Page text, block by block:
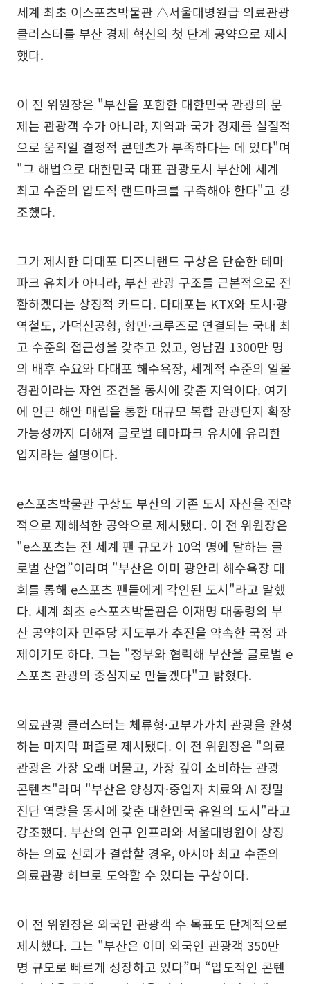
세계 최초 이스포츠박물관 △서울대병원급 의료관광
클러스터를 부산 경제 혁신의 첫 단계 공약으로 제시
했다.
이 전 위원장은 "부산을 포함한 대한민국 관광의 문
제는 관광객 수가 아니라, 지역과 국가 경제를 실질적
으로 움직일 결정적 콘텐츠가 부족하다는 데 있다"며
"그 해법으로 대한민국 대표 관광도시 부산에 세계
최고 수준의 압도적 랜드마크를 구축해야 한다"고 강
조했다.
그가 제시한 다대포 디즈니랜드 구상은 단순한 테마
파크 유치가 아니라, 부산 관광 구조를 근본적으로 전
환하겠다는 상징적 카드다. 다대포는 KTX와 도시·광
역철도, 가덕신공항, 항만·크루즈로 연결되는 국내 최
고 수준의 접근성을 갖추고 있고, 영남권 1300만 명
의 배후 수요와 다대포 해수욕장, 세계적 수준의 일몰
경관이라는 자연 조건을 동시에 갖춘 지역이다. 여기
에 인근 해안 매립을 통한 대규모 복합 관광단지 확장
가능성까지 더해져 글로벌 테마파크 유치에 유리한
입지라는 설명이다.
e스포츠박물관 구상도 부산의 기존 도시 자산을 전략
적으로 재해석한 공약으로 제시됐다. 이 전 위원장은
"e스포츠는 전 세계 팬 규모가 10억 명에 달하는 글
로벌 산업”이라며 "부산은 이미 광안리 해수욕장 대
회를 통해 e스포츠 팬들에게 각인된 도시"라고 말했
다. 세계 최초 e스포츠박물관은 이재명 대통령의 부
산 공약이자 민주당 지도부가 추진을 약속한 국정 과
제이기도 하다. 그는 "정부와 협력해 부산을 글로벌 e
스포츠 관광의 중심지로 만들겠다"고 밝혔다.
의료관광 클러스터는 체류형·고부가가치 관광을 완성
하는 마지막 퍼즐로 제시됐다. 이 전 위원장은 "의료
관광은 가장 오래 머물고, 가장 깊이 소비하는 관광
콘텐츠"라며 "부산은 양성자·중입자 치료와 AI 정밀
진단 역량을 동시에 갖춘 대한민국 유일의 도시"라고
강조했다. 부산의 연구 인프라와 서울대병원이 상징
하는 의료 신뢰가 결합할 경우, 아시아 최고 수준의
의료관광 허브로 도약할 수 있다는 구상이다.
이 전 위원장은 외국인 관광객 수 목표도 단계적으로
제시했다. 그는 "부산은 이미 외국인 관광객 350만
명 규모로 빠르게 성장하고 있다”며 “압도적인 콘텐